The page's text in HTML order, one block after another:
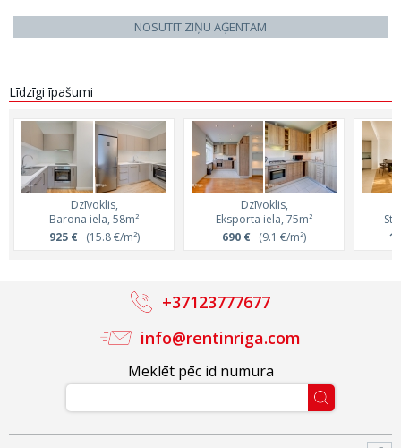
NOSŪTĪT ZIŅU AĢENTAM
Līdzīgi īpašumi
Dzīvoklis,
Barona iela, 58m²
925 €(15.8 €/m²)
Dzīvoklis,
Eksporta iela, 75m²
690 € (9.1 €/m²)
1
Meklēt pēc id numura
info@rentinriga.com
+37123777677